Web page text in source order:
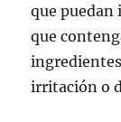
que puedan
que
irritación o